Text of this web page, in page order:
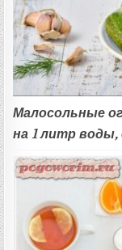
Малосольные
на 1 литр воды,